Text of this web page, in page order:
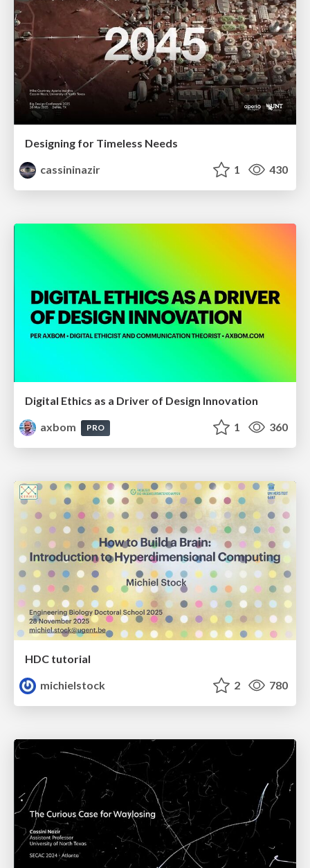
Designing for Timeless Needs
cassininazir
1 430
Digital Ethics as a Driver of Design Innovation
axbom
PRO 1 360
HDC tutorial
michielstock
2 780